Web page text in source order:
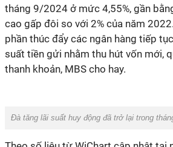
tháng 9/2024 ở mức 4,55%, gần
cao gấp đôi so với 2% của năm
phần thúc đẩy các ngân hàng tiếp
suất tiền gửi nhằm thu hút vốn mới,
thanh khoản, MBS cho hay.
Đà tăng lãi suất huy động đã trở lại trong